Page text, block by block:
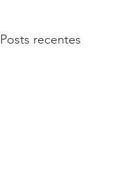
Posts recentes